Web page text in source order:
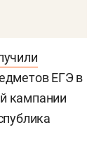
ЕГЭ в
кампании